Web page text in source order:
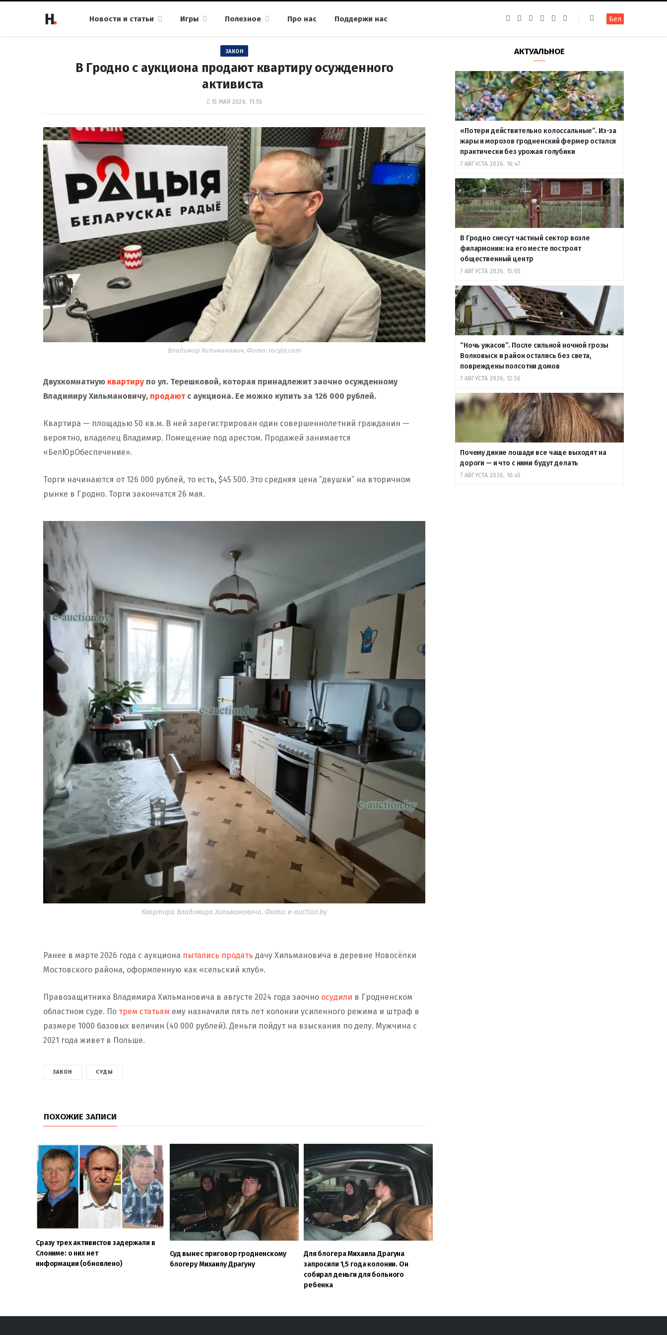
Новости и статьи Игры Полезное Про нас Поддержи нас
k
a
g
a
m
g
r
a
m
u
b
т
е
Бел
ЗАКОН
В Гродно с аукциона продают квартиру осужденного
активиста
15 МАЯ 2026, 11:55
Владимир Хильманович. Фото: racyja.com
Двухкомнатную квартирупо ул. Терешковой, которая принадлежит заочно осужденному
Владимиру Хильмановичу, продаютс аукциона. Ее можно купить за 126 000 рублей.
Квартира — площадью 50 кв.м. В ней зарегистрирован один совершеннолетний гражданин —
вероятно, владелец Владимир. Помещение под арестом. Продажей занимается
«БелЮрОбеспечение».
Торги начинаются от 126 000 рублей, то есть, $45 500. Это средняя цена “двушки” на вторичном
рынке в Гродно. Торги закончатся 26 мая.
Квартира Владимира Хильмановича. Фото: e-auction.by
Ранее в марте 2026 года с аукциона пытались продать дачу Хильмановича в деревне Новосёлки
Мостовского района, оформленную как «сельский клуб».
Правозащитника Владимира Хильмановича в августе 2024 года заочно осудили в Гродненском
областном суде. По трем статьям ему назначили пять лет колонии усиленного режима и штраф в
размере 1000 базовых величин (40 000 рублей). Деньги пойдут на взыскания по делу. Мужчина с
2021 года живет в Польше.
ЗАКОН СУДЫ
ПОХОЖИЕ ЗАПИСИ
Сразу трех активистов задержали в
Слониме: о них нет
информации (обновлено)
Суд вынес приговор гродненскому
блогеру Михаилу Драгуну
Для блогера Михаила Драгуна
запросили 1,5 года колонии. Он
собирал деньги для больного
ребенка
АКТУАЛЬНОЕ
«Потери действительно колоссальные”. Из-за
жары и морозов гродненский фермер остался
практически без урожая голубики
7 АВГУСТА 2026, 16:47
В Гродно снесут частный сектор возле
филармонии: на его месте построят
общественный центр
7 АВГУСТА 2026, 15:05
“Ночь ужасов”. После сильной ночной грозы
Волковыск и район остались без света,
повреждены полсотни домов
7 АВГУСТА 2026, 12:56
Почему дикие лошади все чаще выходят на
дороги — и что с ними будут делать
7 АВГУСТА 2026, 10:45